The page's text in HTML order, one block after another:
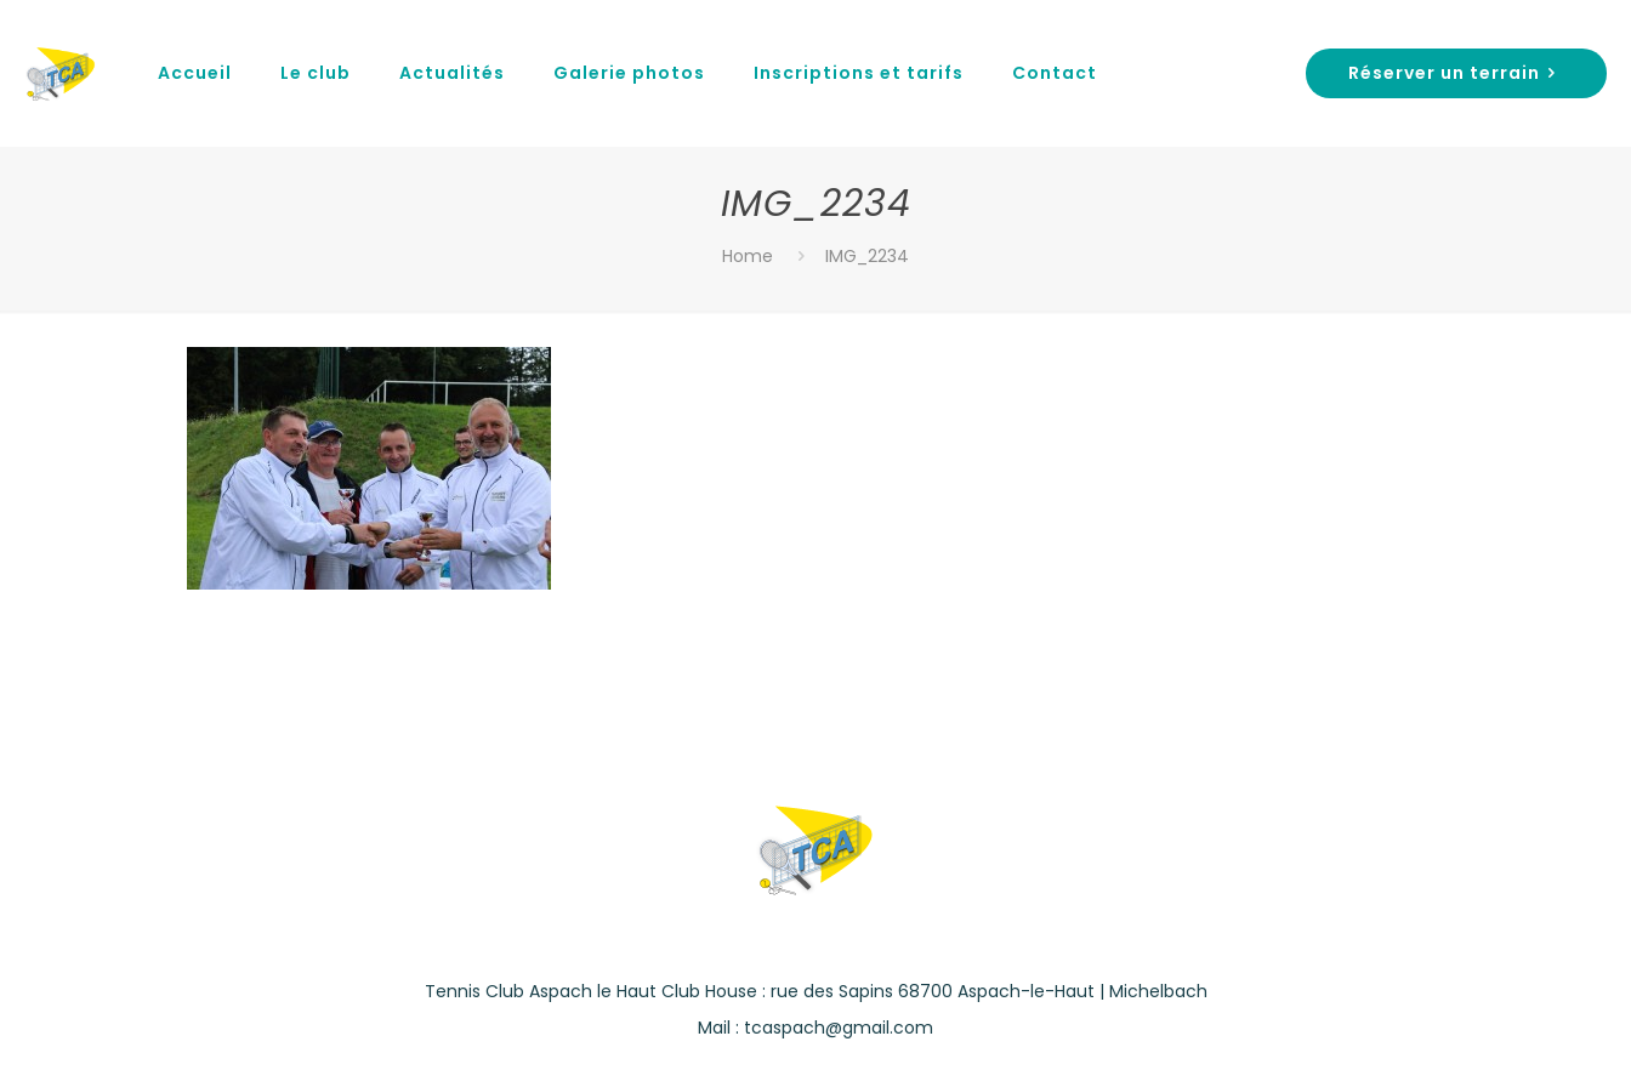
Accueil Le club Actualités Galerie photos Inscriptions et tarifs Contact Réserver un terrain
IMG_2234
Home IMG_2234
Tennis Club Aspach le Haut Club House : rue des Sapins 68700 Aspach-le-Haut | Michelbach
Mail : tcaspach@gmail.com